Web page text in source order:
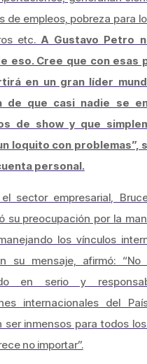
de empleos, pobreza para
etc.A Gustavo Petro
eso. Cree que con esas
en un gran líder
de que casi nadie se
de show y que
loquito con problemas”,
personal.
el sector empresarial,
su preocupación por la
los vínculos
su mensaje, afirmó:
en serio y
internacionales del
ser inmensos para todos
no importar”.